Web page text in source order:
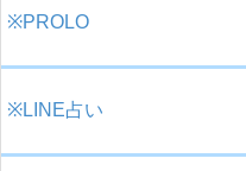
※PROLO
※LINE占い